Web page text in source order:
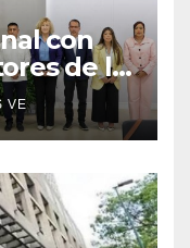
con
de la
VE